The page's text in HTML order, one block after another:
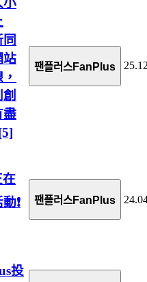
站
盡
팬플러스FanPlus
❗
팬플러스FanPlus
投